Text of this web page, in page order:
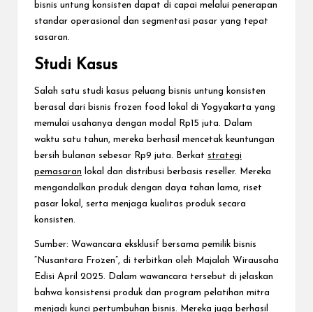
bisnis untung konsisten dapat di capai melalui penerapan
standar operasional dan segmentasi pasar yang tepat
sasaran.
Studi Kasus
Salah satu studi kasus peluang bisnis untung konsisten
berasal dari bisnis frozen food lokal di Yogyakarta yang
memulai usahanya dengan modal Rp15 juta. Dalam
waktu satu tahun, mereka berhasil mencetak keuntungan
bersih bulanan sebesar Rp9 juta. Berkat strategi
pemasaran lokal dan distribusi berbasis reseller. Mereka
mengandalkan produk dengan daya tahan lama, riset
pasar lokal, serta menjaga kualitas produk secara
konsisten.
Sumber: Wawancara eksklusif bersama pemilik bisnis
“Nusantara Frozen”, di terbitkan oleh Majalah Wirausaha
Edisi April 2025. Dalam wawancara tersebut di jelaskan
bahwa konsistensi produk dan program pelatihan mitra
menjadi kunci pertumbuhan bisnis . Mereka juga berhasil